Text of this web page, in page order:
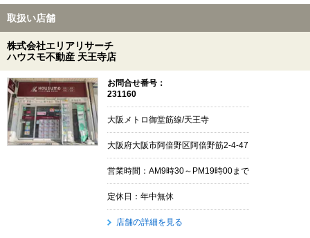
取扱い店舗
株式会社エリアリサーチ
ハウスモ不動産 天王寺店
お問合せ番号：
231160
大阪メトロ御堂筋線/天王寺
大阪府大阪市阿倍野区阿倍野筋2-4-47
営業時間：AM9時30～PM19時00まで
定休日：年中無休
店舗の詳細を見る